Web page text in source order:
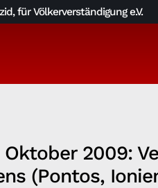
für Völkerverständigung e.V.
2009:
(Pontos,